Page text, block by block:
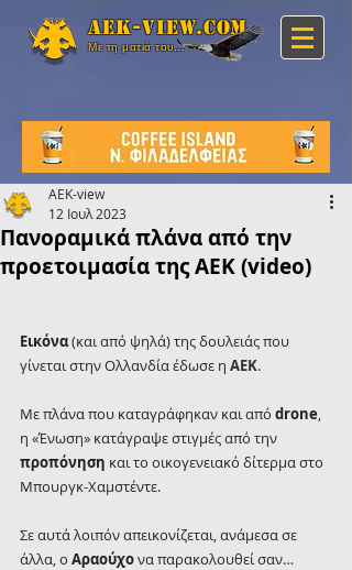
Aek-view.com
Με τη ματιά του...
Πανοραμικά πλάνα από την
προετοιμασία της ΑΕΚ (video)
AEK-view
12 Ιουλ 2023
Εικόνα (και από ψηλά) της δουλειάς που
γίνεται στην Ολλανδία έδωσε η ΑΕΚ.
Με πλάνα που καταγράφηκαν και από drone,
η «Ένωση» κατάγραψε στιγμές από την
προπόνηση και το οικογενειακό δίτερμα στο
Μπουργκ-Χαμστέντε.
Σε αυτά λοιπόν απεικονίζεται, ανάμεσα σε
άλλα, ο Αραούχο να παρακολουθεί σαν…